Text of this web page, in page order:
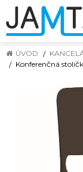
ÚVOD
Konferenčná